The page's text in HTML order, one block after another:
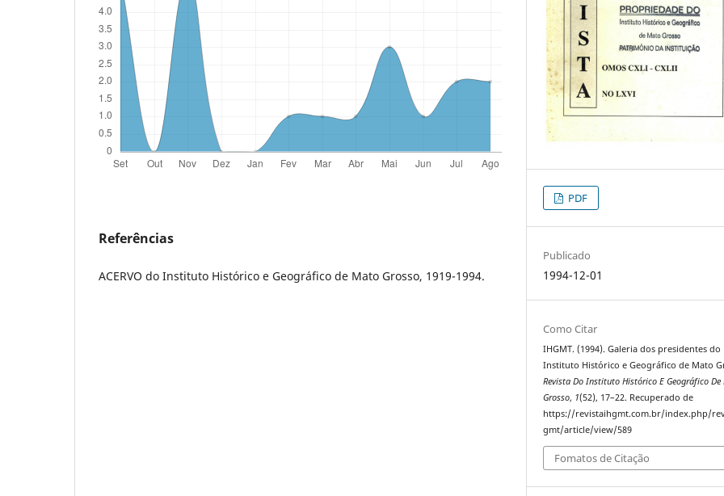
Referências
ACERVO do Instituto Histórico e Geográfico de Mato Grosso, 1919-1994.
PDF
Publicado
1994-12-01
Como Citar
IHGMT. (1994). Galeria dos presidentes do
Instituto Histórico e Geográfico de Mato
Revista Do Instituto Histórico E Geográfico De
Grosso, 1(52), 17–22. Recuperado de
https://revistaihgmt.com.br/index.php/
gmt/article/view/589
Fomatos de Citação